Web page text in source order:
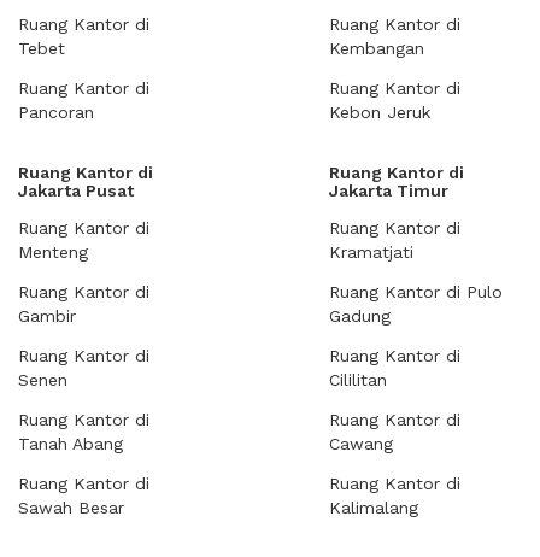
Ruang Kantor di
Tebet
Ruang Kantor di
Pancoran
Ruang Kantor di
Kembangan
Ruang Kantor di
Kebon Jeruk
Ruang Kantor di
Jakarta Pusat
Ruang Kantor di
Menteng
Ruang Kantor di
Gambir
Ruang Kantor di
Senen
Ruang Kantor di
Tanah Abang
Ruang Kantor di
Sawah Besar
Ruang Kantor di
Jakarta Timur
Ruang Kantor di
Kramatjati
Ruang Kantor di Pulo
Gadung
Ruang Kantor di
Cililitan
Ruang Kantor di
Cawang
Ruang Kantor di
Kalimalang